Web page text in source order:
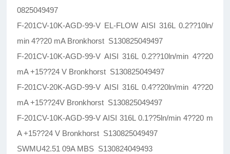
0825049497
F-201CV-10K-AGD-99-V EL-FLOW AISI 316L 0.2??10ln/
min 4??20 mA Bronkhorst S130825049497
F-201CV-10K-AGD-99-V AISI 316L 0.2??10ln/min 4??20
mA +15??24 V Bronkhorst S130825049497
F-201CV-20K-AGD-99-V AISI 316L 0.4??20ln/min 4??20
mA +15??24V Bronkhorst S130825049497
F-201CV-10K-AGD-99-V AISI 316L 0.1??5ln/min 4??20 m
A +15??24 V Bronkhorst S130825049497
SWMU42.51 09A MBS S130824049493